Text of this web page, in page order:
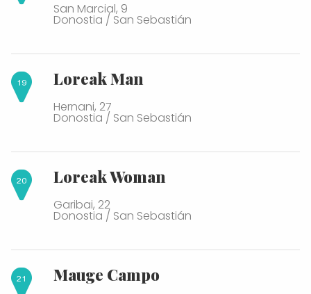
San Marcial, 9
Donostia / San Sebastián
Loreak Man
Hernani, 27
Donostia / San Sebastián
Loreak Woman
Garibai, 22
Donostia / San Sebastián
Mauge Campo